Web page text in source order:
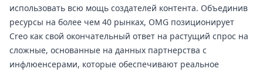
использовать всю мощь создателей контента. Объединив
ресурсы на более чем 40 рынках, OMG позиционирует
Creo как свой окончательный ответ на растущий спрос на
сложные, основанные на данных партнерства с
инфлюенсерами, которые обеспечивают реальное